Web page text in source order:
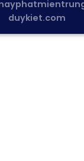
duykiet.com